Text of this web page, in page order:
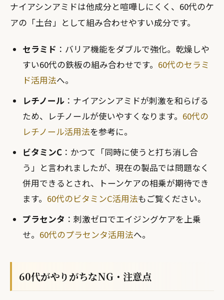
ナイアシンアミドは他成分と喧嘩しにくく、60代のケ
アの「土台」として組み合わせやすい成分です。
セラミド ：バリア機能をダブルで強化。乾燥しや
すい60代の鉄板の組み合わせです。 60代のセラミ
ド活用法へ。
レチノール ：ナイアシンアミドが刺激を和らげる
ため、レチノールが使いやすくなります。 60代の
レチノール活用法を参考に。
ビタミンC ：かつて「同時に使うと打ち消し合
う」と言われましたが、現在の製品では問題なく
併用できるとされ、トーンケアの相乗が期待でき
ます。 60代のビタミンC活用法もご覧ください。
プラセンタ ：刺激ゼロでエイジングケアを上乗
せ。 60代のプラセンタ活用法へ。
60代がやりがちなNG・注意点